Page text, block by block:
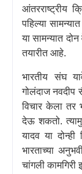
आंतरराष्ट्रीय
पहिल्या
या सामन्यात
तयारीत आहे.
भारतीय संघ
गोलंदाज नवदीप
विचार केला तर
देऊ शकतो.
यादव या
भारताच्या
चांगली कामगिरी